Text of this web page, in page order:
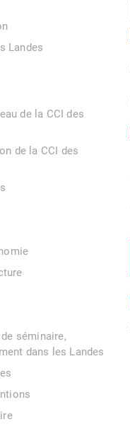
Landes
de la CCI des
de la CCI des
séminaire,
dans les Landes